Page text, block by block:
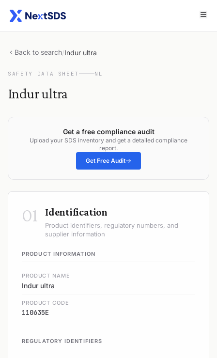
Back to search/Indur ultra
SAFETY DATA SHEET NL
Indur ultra
Get a free compliance audit
Upload your SDS inventory and get a detailed compliance
report.
Get Free Audit
01 Identification
Product identifiers, regulatory numbers, and
supplier information
PRODUCT INFORMATION
PRODUCT NAME
Indur ultra
PRODUCT CODE
110635E
REGULATORY IDENTIFIERS